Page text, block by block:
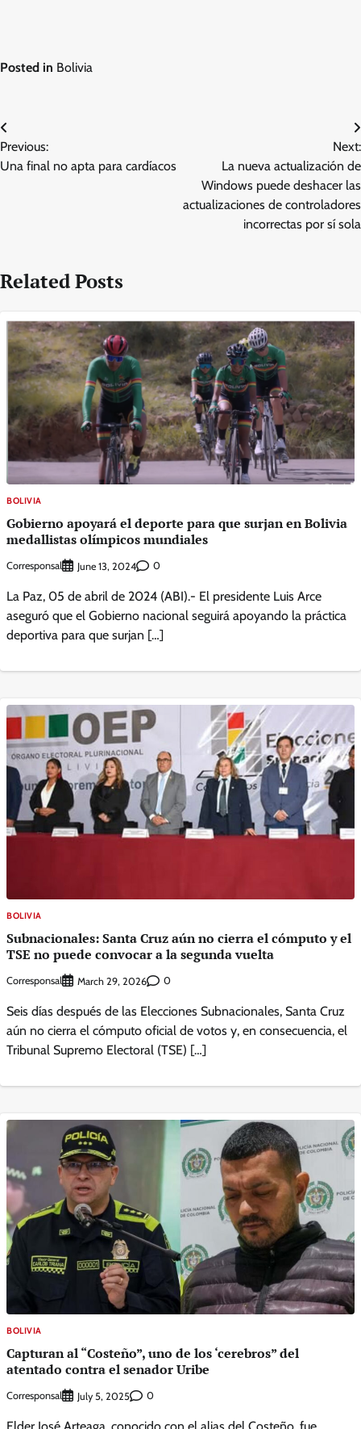
Posted in Bolivia
Post
navigation
Previous:
Una final no apta para cardíacos
Next:
La nueva actualización de
Windows puede deshacer las
actualizaciones de controladores
incorrectas por sí sola
Related Posts
BOLIVIA
Gobierno apoyará el deporte para que surjan en Bolivia
medallistas olímpicos mundiales
Corresponsal June 13, 2024 0
La Paz, 05 de abril de 2024 (ABI).- El presidente Luis Arce
aseguró que el Gobierno nacional seguirá apoyando la práctica
deportiva para que surjan […]
BOLIVIA
Subnacionales: Santa Cruz aún no cierra el cómputo y el
TSE no puede convocar a la segunda vuelta
Corresponsal March 29, 2026 0
Seis días después de las Elecciones Subnacionales, Santa Cruz
aún no cierra el cómputo oficial de votos y, en consecuencia, el
Tribunal Supremo Electoral (TSE) […]
BOLIVIA
Capturan al “Costeño”, uno de los ‘cerebros” del
atentado contra el senador Uribe
Corresponsal July 5, 2025 0
Elder José Arteaga, conocido con el alias del Costeño, fue